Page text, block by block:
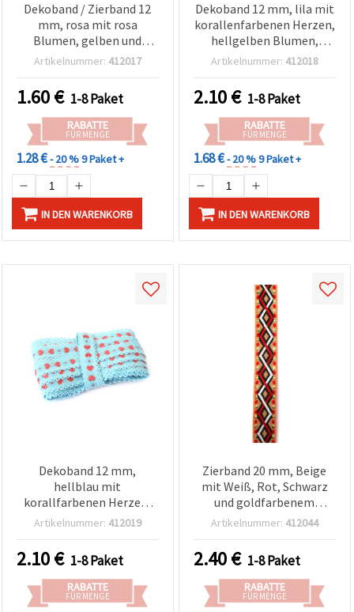
Dekoband / Zierband 12
mm, rosa mit rosa
Blumen, gelben und
grünen Blättern – 5 Meter
Artikelnummer: 412017
1.60€ 1-8 Paket
RABATTE
FÜR MENGE
1.28 €- 20 %9 Paket +
IN DEN WARENKORB
Dekoband 12 mm, lila mit
korallenfarbenen Herzen,
hellgelben Blumen,
Punkten und lila Kante - 5
Artikelnummer: 412018
2.10€ 1-8 Paket
RABATTE
FÜR MENGE
1.68 €- 20 %9 Paket +
IN DEN WARENKORB
Dekoband 12 mm,
hellblau mit
korallfarbenen Herzen,
hellblauen Blumen,
Rand – 5 Meter
Artikelnummer: 412019
2.10€ 1-8 Paket
RABATTE
FÜR MENGE
Zierband 20 mm, Beige
mit Weiß, Rot, Schwarz
und goldfarbenem
Lurexfaden - 5 m
Artikelnummer: 412044
2.40€ 1-8 Paket
RABATTE
FÜR MENGE